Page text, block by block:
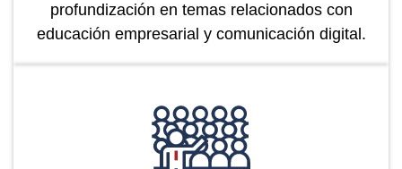
profundización en temas relacionados con
educación empresarial y comunicación digital.